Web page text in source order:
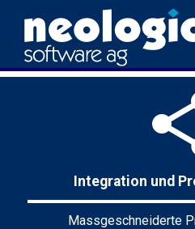
Integration und
Massgeschneiderte